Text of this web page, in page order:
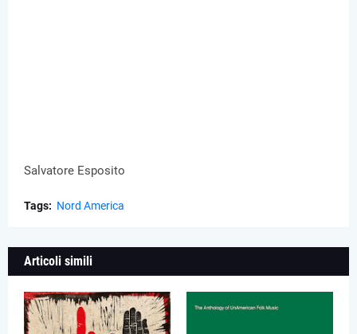
Salvatore Esposito
Tags: Nord America
Articoli simili